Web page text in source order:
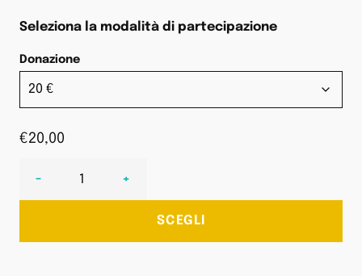
Seleziona la modalità di partecipazione
Donazione
€20,00
- +
SCEGLI